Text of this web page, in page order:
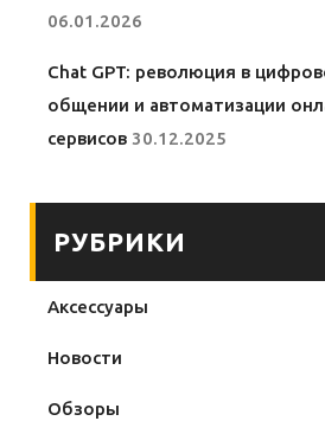
06.01.2026
Chat GPT: революция в
общении и автоматизации
сервисов 30.12.2025
РУБРИКИ
Аксессуары
Новости
Обзоры